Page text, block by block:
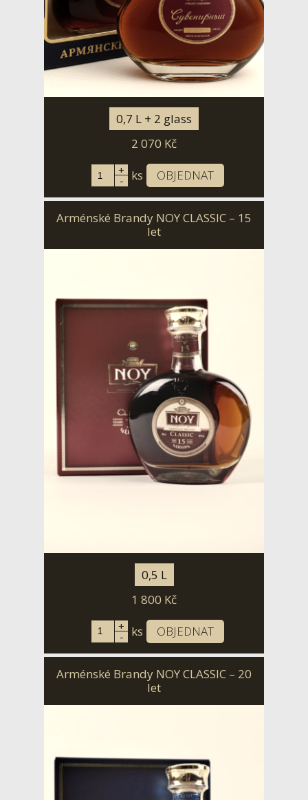
0,7 L + 2 glass
2 070 Kč
+
- ks OBJEDNAT
Arménské Brandy NOY CLASSIC – 15
let
0,5 L
1 800 Kč
+
- ks OBJEDNAT
Arménské Brandy NOY CLASSIC – 20
let